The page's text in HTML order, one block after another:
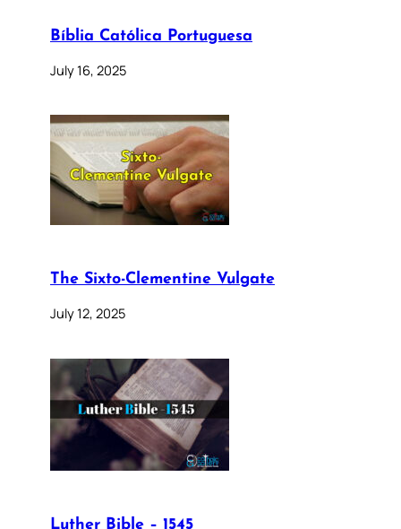
Bíblia Católica Portuguesa
July 16, 2025
The Sixto-Clementine Vulgate
July 12, 2025
Luther Bible – 1545